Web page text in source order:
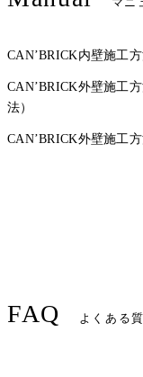
CAN’BRICK内壁施工
CAN’BRICK外壁施工
法）
CAN’BRICK外壁施工
FAQ よくある